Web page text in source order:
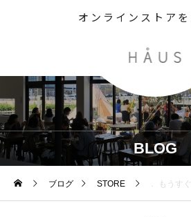
オンラインストア
BLOG
ブログ STORE ． もうすぐク